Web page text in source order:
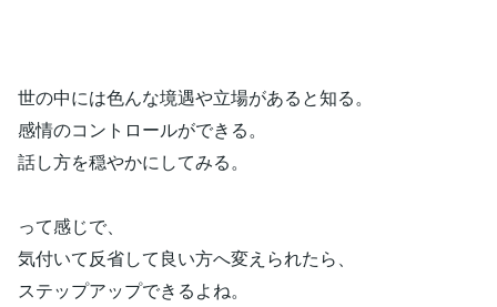
世の中には色んな境遇や立場があると知る。
感情のコントロールができる。
話し方を穏やかにしてみる。
って感じで、
気付いて反省して良い方へ変えられたら、
ステップアップできるよね。